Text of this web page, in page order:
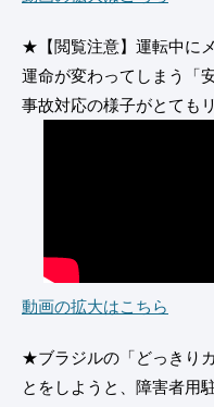
★【閲覧注意】運転中に
運命が変わってしまう「
事故対応の様子がとても
動画の拡大はこちら
★ブラジルの「どっきり
とをしようと、障害者用